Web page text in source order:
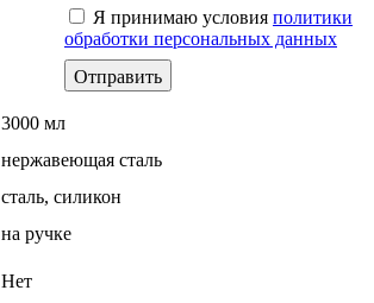
Я принимаю условия политики
обработки персональных данных
3000 мл
нержавеющая сталь
сталь, силикон
на ручке
Нет